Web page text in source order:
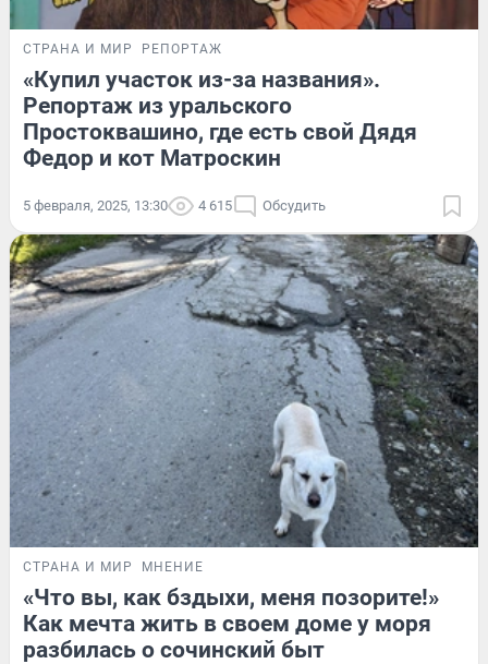
СТРАНА И МИР РЕПОРТАЖ
«Купил участок из-за названия».
Репортаж из уральского
Простоквашино, где есть свой Дядя
Федор и кот Матроскин
5 февраля, 2025, 13:30 4 615 Обсудить
СТРАНА И МИР МНЕНИЕ
«Что вы, как бздыхи, меня позорите!»
Как мечта жить в своем доме у моря
разбилась о сочинский быт